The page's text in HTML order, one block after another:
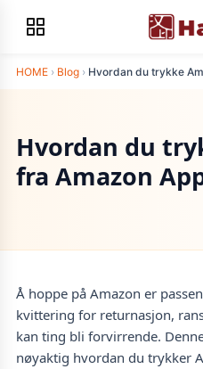
HOME › Blog › Hvordan du trykke
Hvordan du
fra Amazon
Å hoppe på Amazon er
kvittering for returnasjon,
kan ting bli forvirrende.
nøyaktig hvordan du trykker